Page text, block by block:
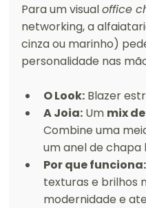
Para um visual office
networking, a
cinza ou marinho)
personalidade nas
O Look: Blazer
A Joia: Um mix
Combine uma
um anel de chapa
Por que funciona:
texturas e brilhos
modernidade e